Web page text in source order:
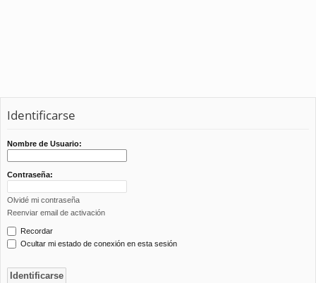
Identificarse
Nombre de Usuario:
Contraseña:
Olvidé mi contraseña
Reenviar email de activación
Recordar
Ocultar mi estado de conexión en esta sesión